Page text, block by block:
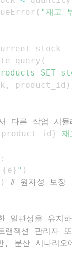
( "재고
-
(
SET
, product_id )
다른 작업 시
product_id }
재
:
{e} " )
)
# 원자성 보장
일관성을 유지하
잭션 관리자
분산 시나리오